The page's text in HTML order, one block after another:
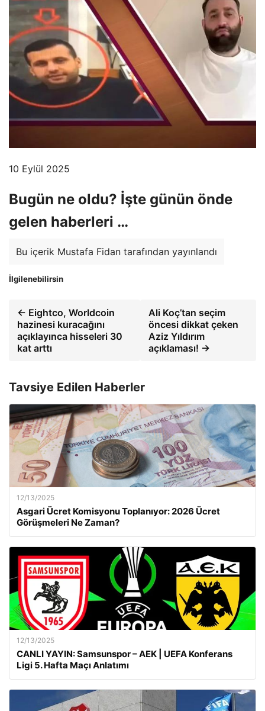
10 Eylül 2025
Bugün ne oldu? İşte günün önde
gelen haberleri …
Bu içerik Mustafa Fidan tarafından yayınlandı
İlgilenebilirsin
← Eightco, Worldcoin
hazinesi kuracağını
açıklayınca hisseleri 30
kat arttı
Ali Koç’tan seçim
öncesi dikkat çeken
Aziz Yıldırım
açıklaması! →
Tavsiye Edilen Haberler
12/13/2025
Asgari Ücret Komisyonu Toplanıyor: 2026 Ücret
Görüşmeleri Ne Zaman?
12/13/2025
CANLI YAYIN: Samsunspor – AEK | UEFA Konferans
Ligi 5. Hafta Maçı Anlatımı